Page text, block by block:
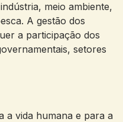
meio ambiente,
A gestão dos
a participação dos
setores
a vida humana e para a